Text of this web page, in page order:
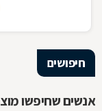
חיפושים
אנשים שחיפשו